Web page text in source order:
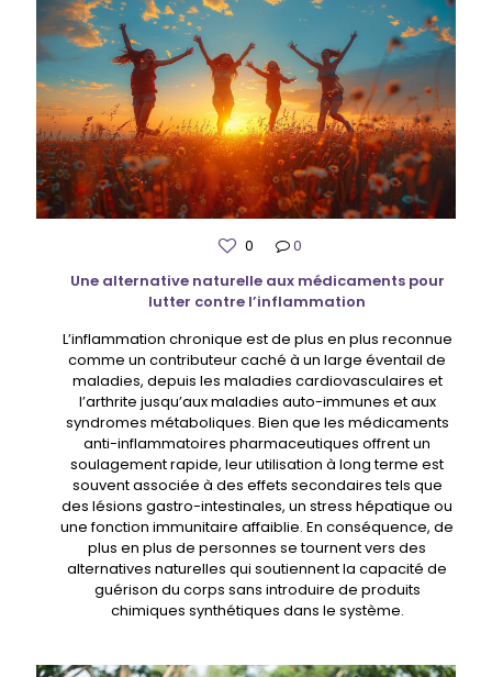
0
0
Une alternative naturelle aux médicaments pour
lutter contre l’inflammation
L’inflammation chronique est de plus en plus reconnue
comme un contributeur caché à un large éventail de
maladies, depuis les maladies cardiovasculaires et
l’arthrite jusqu’aux maladies auto-immunes et aux
syndromes métaboliques. Bien que les médicaments
anti-inflammatoires pharmaceutiques offrent un
soulagement rapide, leur utilisation à long terme est
souvent associée à des effets secondaires tels que
des lésions gastro-intestinales, un stress hépatique ou
une fonction immunitaire affaiblie. En conséquence, de
plus en plus de personnes se tournent vers des
alternatives naturelles qui soutiennent la capacité de
guérison du corps sans introduire de produits
chimiques synthétiques dans le système.